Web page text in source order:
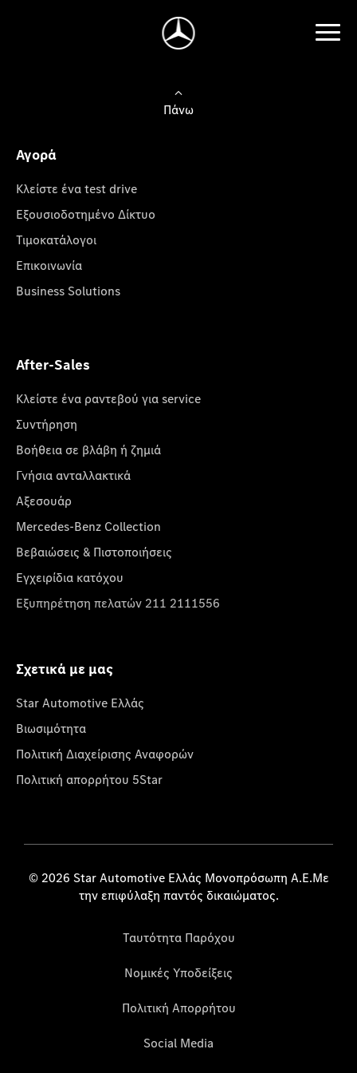
Πάνω
Αγορά
Κλείστε ένα test drive
Εξουσιοδοτημένο Δίκτυο
Τιμοκατάλογοι
Επικοινωνία
Business Solutions
After-Sales
Κλείστε ένα ραντεβού για service
Συντήρηση
Βοήθεια σε βλάβη ή ζημιά
Γνήσια ανταλλακτικά
Αξεσουάρ
Mercedes-Benz Collection
Βεβαιώσεις & Πιστοποιήσεις
Εγχειρίδια κατόχου
Εξυπηρέτηση πελατών 211 2111556
Σχετικά με μας
Star Automotive Ελλάς
Βιωσιμότητα
Πολιτική Διαχείρισης Αναφορών
Πολιτική απορρήτου 5Star
© 2026 Star Automotive Ελλάς Μονοπρόσωπη Α.Ε.Με
την επιφύλαξη παντός δικαιώματος.
Ταυτότητα Παρόχου
Νομικές Υποδείξεις
Πολιτική Απορρήτου
Social Media